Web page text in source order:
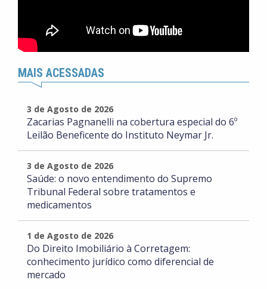
MAIS ACESSADAS
3 de Agosto de 2026
Zacarias Pagnanelli na cobertura especial do 6º
Leilão Beneficente do Instituto Neymar Jr.
3 de Agosto de 2026
Saúde: o novo entendimento do Supremo
Tribunal Federal sobre tratamentos e
medicamentos
1 de Agosto de 2026
Do Direito Imobiliário à Corretagem:
conhecimento jurídico como diferencial de
mercado